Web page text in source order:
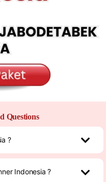
Questions
?
Indonesia ?